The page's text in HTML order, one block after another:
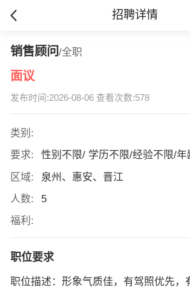
招聘详情
销售顾问/全职
面议
发布时间:2026-08-06 查看次数:578
类别:
要求:
性别不限/ 学历不限/经验不限/年
区域:
泉州、惠安、晋江
人数:
5
福利:
职位要求
职位描述：形象气质佳，有驾照优先，